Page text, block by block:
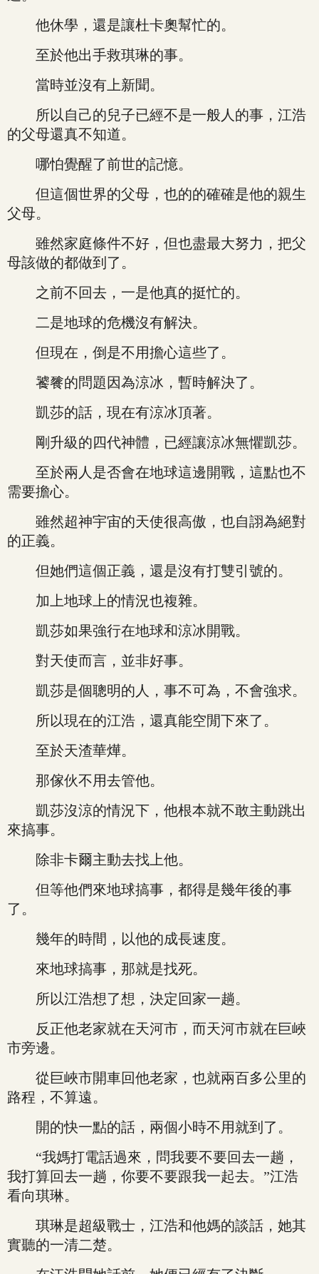
他休學，還是讓杜卡奧幫忙的。
至於他出手救琪琳的事。
當時並沒有上新聞。
所以自己的兒子已經不是一般人的事，江浩
的父母還真不知道。
哪怕覺醒了前世的記憶。
但這個世界的父母，也的的確確是他的親生
父母。
雖然家庭條件不好，但也盡最大努力，把父
母該做的都做到了。
之前不回去，一是他真的挺忙的。
二是地球的危機沒有解決。
但現在，倒是不用擔心這些了。
饕餮的問題因為涼冰，暫時解決了。
凱莎的話，現在有涼冰頂著。
剛升級的四代神體，已經讓涼冰無懼凱莎。
至於兩人是否會在地球這邊開戰，這點也不
需要擔心。
雖然超神宇宙的天使很高傲，也自詡為絕對
的正義。
但她們這個正義，還是沒有打雙引號的。
加上地球上的情況也複雜。
凱莎如果強行在地球和涼冰開戰。
對天使而言，並非好事。
凱莎是個聰明的人，事不可為，不會強求。
所以現在的江浩，還真能空閒下來了。
至於天渣華燁。
那傢伙不用去管他。
凱莎沒涼的情況下，他根本就不敢主動跳出
來搞事。
除非卡爾主動去找上他。
但等他們來地球搞事，都得是幾年後的事
了。
幾年的時間，以他的成長速度。
來地球搞事，那就是找死。
所以江浩想了想，決定回家一趟。
反正他老家就在天河市，而天河市就在巨峽
市旁邊。
從巨峽市開車回他老家，也就兩百多公里的
路程，不算遠。
開的快一點的話，兩個小時不用就到了。
“我媽打電話過來，問我要不要回去一趟，
我打算回去一趟，你要不要跟我一起去。”江浩
看向琪琳。
琪琳是超級戰士，江浩和他媽的談話，她其
實聽的一清二楚。